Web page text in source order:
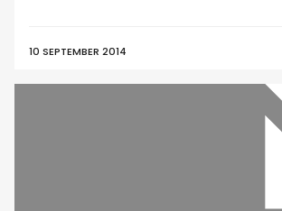
10 SEPTEMBER 2014